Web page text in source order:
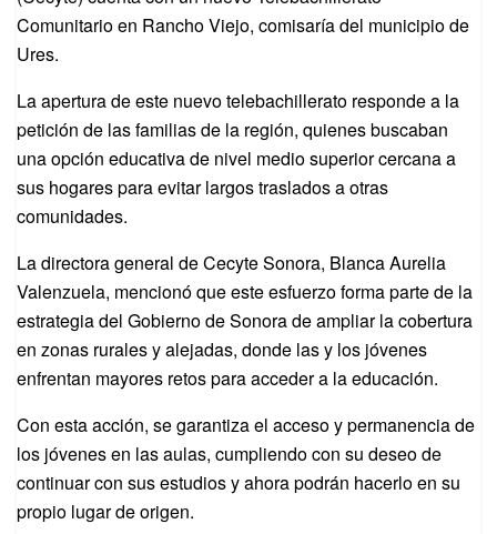
Comunitario en Rancho Viejo, comisaría del municipio de
Ures.
La apertura de este nuevo telebachillerato responde a la
petición de las familias de la región, quienes buscaban
una opción educativa de nivel medio superior cercana a
sus hogares para evitar largos traslados a otras
comunidades.
La directora general de Cecyte Sonora, Blanca Aurelia
Valenzuela, mencionó que este esfuerzo forma parte de la
estrategia del Gobierno de Sonora de ampliar la cobertura
en zonas rurales y alejadas, donde las y los jóvenes
enfrentan mayores retos para acceder a la educación.
Con esta acción, se garantiza el acceso y permanencia de
los jóvenes en las aulas, cumpliendo con su deseo de
continuar con sus estudios y ahora podrán hacerlo en su
propio lugar de origen.